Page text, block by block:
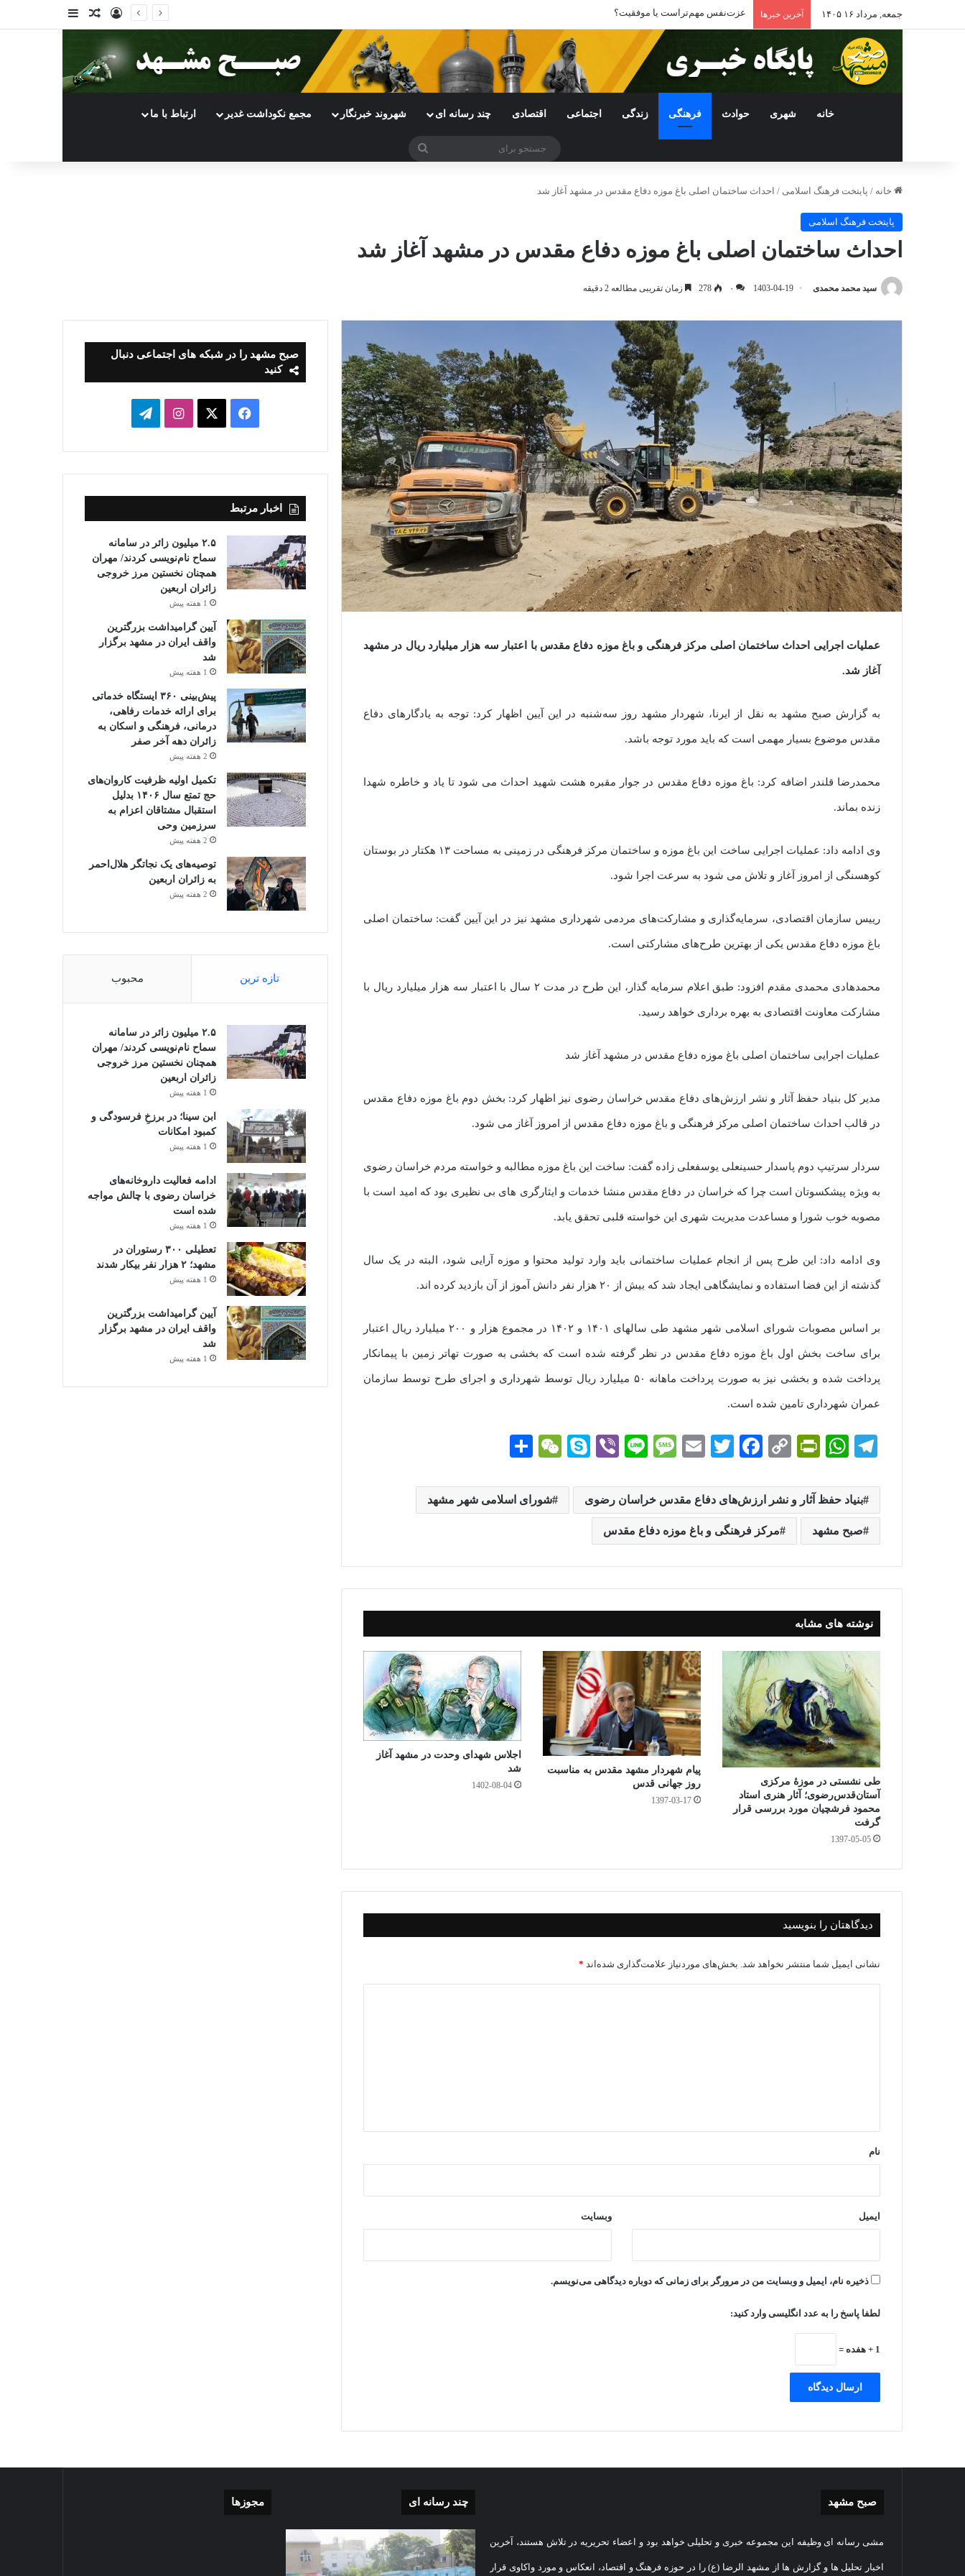
جمعه, مرداد ۱۶ ۱۴۰۵ آخرین خبرها عزت‌نفس مهم‌تراست یا موفقیت؟ ورودنوشته تصادفی
سایدبار
خانه شهری حوادث فرهنگی زندگی اجتماعی اقتصادی چند رسانه ای شهروند خبرنگار مجمع نکوداشت غدیر ارتباط با ما
جستجو
خانه / پایتخت فرهنگ اسلامی / احداث ساختمان اصلی باغ موزه دفاع مقدس در مشهد آغاز شد
پایتخت فرهنگ اسلامی
احداث ساختمان اصلی باغ موزه دفاع مقدس در مشهد آغاز شد
سید محمد محمدی 1403-04-19 ۰ 278 زمان تقریبی مطالعه 2 دقیقه
عملیات اجرایی احداث ساختمان اصلی مرکز فرهنگی و باغ موزه دفاع مقدس با اعتبار سه هزار میلیارد ریال در مشهد
آغاز شد.
به گزارش صبح مشهد به نقل از ایرنا، شهردار مشهد روز سه‌شنبه در این آیین اظهار کرد: توجه به یادگارهای دفاع
مقدس موضوع بسیار مهمی است که باید مورد توجه باشد.
محمدرضا قلندر اضافه کرد: باغ موزه دفاع مقدس در جوار مقبره هشت شهید احداث می شود تا یاد و خاطره شهدا
زنده بماند.
وی ادامه داد: عملیات اجرایی ساخت این باغ موزه و ساختمان مرکز فرهنگی در زمینی به مساحت ۱۳ هکتار در بوستان
کوهسنگی از امروز آغاز و تلاش می شود به سرعت اجرا شود.
رییس سازمان اقتصادی، سرمایه‌گذاری و مشارکت‌های مردمی شهرداری مشهد نیز در این آیین گفت: ساختمان اصلی
باغ موزه دفاع مقدس یکی از بهترین طرح‌های مشارکتی است.
محمدهادی محمدی‌ مقدم افزود: طبق اعلام سرمایه گذار، این طرح در مدت ۲ سال با اعتبار سه هزار میلیارد ریال با
مشارکت معاونت اقتصادی به بهره برداری خواهد رسید.
عملیات اجرایی ساختمان اصلی باغ موزه دفاع مقدس در مشهد آغاز شد
مدیر کل بنیاد حفظ آثار و نشر ارزش‌های دفاع مقدس خراسان رضوی نیز اظهار کرد: بخش دوم باغ موزه دفاع مقدس
در قالب احداث ساختمان اصلی مرکز فرهنگی و باغ موزه دفاع مقدس از امروز آغاز می شود.
سردار سرتیپ دوم پاسدار حسینعلی یوسفعلی زاده گفت: ساخت این باغ موزه مطالبه و خواسته مردم خراسان رضوی
به ویژه پیشکسوتان است چرا که خراسان در دفاع مقدس منشا خدمات و ایثارگری های بی نظیری بود که امید است با
مصوبه خوب شورا و مساعدت مدیریت شهری این خواسته قلبی تحقق یابد.
وی ادامه داد: این طرح پس از انجام عملیات ساختمانی باید وارد تولید محتوا و موزه آرایی شود، البته در یک سال
گذشته از این فضا استفاده و نمایشگاهی ایجاد شد که بیش از ۲۰ هزار نفر دانش آموز از آن بازدید کرده اند.
بر اساس مصوبات شورای اسلامی شهر مشهد طی سالهای ۱۴۰۱ و ۱۴۰۲ در مجموع هزار و ۲۰۰ میلیارد ریال اعتبار
برای ساخت بخش اول باغ موزه دفاع مقدس در نظر گرفته شده است که بخشی به صورت تهاتر زمین با پیمانکار
پرداخت شده و بخشی نیز به صورت پرداخت ماهانه ۵۰ میلیارد ریال توسط شهرداری و اجرای طرح توسط سازمان
عمران شهرداری تامین شده است.
Te
gr
a
m
W
ts
A
pp
Pr
tF
ri
en
dl
y
C
y
Li
nk
Fa
bo
ok
T
tte
r
E
ail
M
sa
ge
Li
Vi
r
S
pe
W
C
ha
تر
ا
گذ
ار
ی
بنیاد حفظ آثار و نشر ارزش‌های دفاع مقدس خراسان رضوی شورای اسلامی شهر مشهد
صبح مشهد مرکز فرهنگی و باغ موزه دفاع مقدس
نوشته های مشابه
طی نشستی در موزۀ مرکزی
آستان‌قدس‌رضوی؛ آثار هنری استاد
محمود فرشچیان مورد بررسی قرار
گرفت
1397-05-05
پیام شهردار مشهد مقدس به مناسبت
روز جهانی قدس
1397-03-17
اجلاس شهدای وحدت در مشهد آغاز
شد
1402-08-04
دیدگاهتان را بنویسید
نشانی ایمیل شما منتشر نخواهد شد. بخش‌های موردنیاز علامت‌گذاری شده‌اند *
نام
ایمیل وبسایت
ذخیره نام، ایمیل و وبسایت من در مرورگر برای زمانی که دوباره دیدگاهی می‌نویسم.
لطفا پاسخ را به عدد انگلیسی وارد کنید:
1 + هفده =
صبح مشهد را در شبکه های اجتماعی دنبال
کنید
فیسبوک ایکساینستاگرامتلگرام
اخبار مرتبط
۲.۵ میلیون زائر در سامانه
سماح نام‌نویسی کردند/ مهران
همچنان نخستین مرز خروجی
زائران اربعین
1 هفته پیش
آیین گرامیداشت بزرگترین
واقف ایران در مشهد برگزار
شد
1 هفته پیش
پیش‌بینی ۳۶۰ ایستگاه خدماتی
برای ارائه خدمات رفاهی،
درمانی، فرهنگی و اسکان به
زائران دهه آخر صفر
2 هفته پیش
تکمیل اولیه ظرفیت کاروان‌های
حج تمتع سال ۱۴۰۶ بدلیل
استقبال مشتاقان اعزام به
سرزمین وحی
2 هفته پیش
توصیه‌های یک نجاتگر هلال‌احمر
به زائران اربعین
2 هفته پیش
تازه ترین محبوب
۲.۵ میلیون زائر در سامانه
سماح نام‌نویسی کردند/ مهران
همچنان نخستین مرز خروجی
زائران اربعین
1 هفته پیش
ابن سینا؛ در برزخِ فرسودگی و
کمبود امکانات
1 هفته پیش
ادامه فعالیت داروخانه‌های
خراسان رضوی با چالش مواجه
شده است
1 هفته پیش
تعطیلی ۳۰۰ رستوران در
مشهد؛ ۲ هزار نفر بیکار شدند
1 هفته پیش
آیین گرامیداشت بزرگترین
واقف ایران در مشهد برگزار
شد
1 هفته پیش
صبح مشهد
مشی رسانه ای وظیفه این مجموعه خبری و تحلیلی خواهد بود و اعضاء تحریریه در تلاش هستند، آخرین
اخبار تحلیل ها و گزارش ها از مشهد الرضا (ع) را در حوزه فرهنگ و اقتصاد، انعکاس و مورد واکاوی قرار
چند رسانه ای
غبارروبی
مضجع
نورانی
تصویری
تشییع
گزارش
تصویری
آغاز
مجوزها